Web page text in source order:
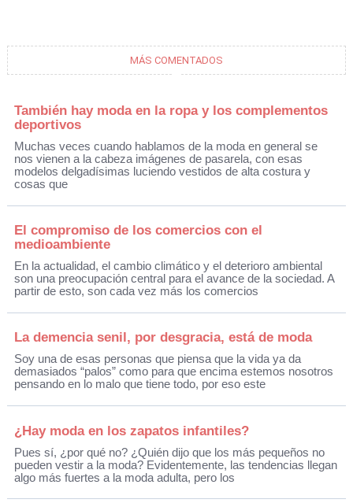
MÁS COMENTADOS
También hay moda en la ropa y los complementos
deportivos
Muchas veces cuando hablamos de la moda en general se
nos vienen a la cabeza imágenes de pasarela, con esas
modelos delgadísimas luciendo vestidos de alta costura y
cosas que
El compromiso de los comercios con el
medioambiente
En la actualidad, el cambio climático y el deterioro ambiental
son una preocupación central para el avance de la sociedad. A
partir de esto, son cada vez más los comercios
La demencia senil, por desgracia, está de moda
Soy una de esas personas que piensa que la vida ya da
demasiados “palos” como para que encima estemos nosotros
pensando en lo malo que tiene todo, por eso este
¿Hay moda en los zapatos infantiles?
Pues sí, ¿por qué no? ¿Quién dijo que los más pequeños no
pueden vestir a la moda? Evidentemente, las tendencias llegan
algo más fuertes a la moda adulta, pero los